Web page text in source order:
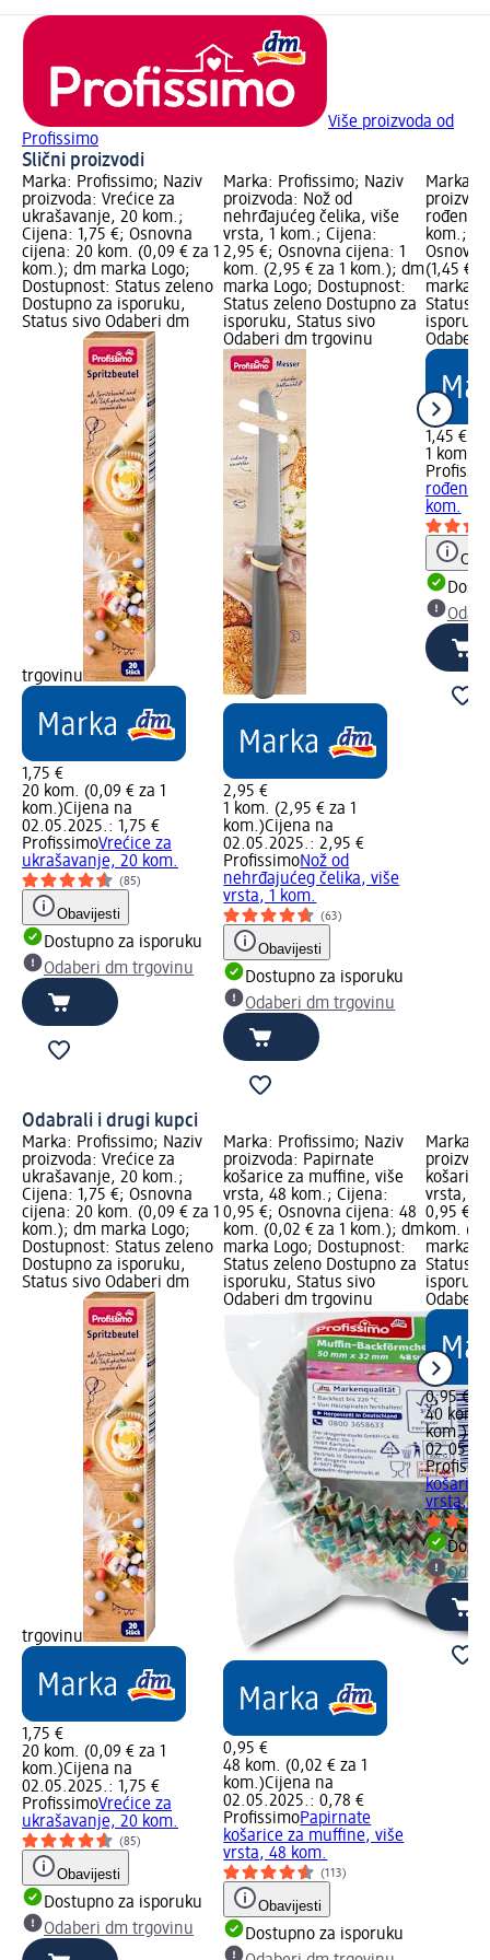
Više proizvoda od
Profissimo
Slični proizvodi
Marka: Profissimo; Naziv
proizvoda: Vrećice za
ukrašavanje, 20 kom.;
Cijena: 1,75 €; Osnovna
cijena: 20 kom. (0,09 € za 1
kom.); dm marka Logo;
Dostupnost: Status zeleno
Dostupno za isporuku,
Status sivo Odaberi dm
trgovinu
1,75 €
20 kom. (0,09 € za 1
kom.)Cijena na
02.05.2025.: 1,75 €
ProfissimoVrećice za
ukrašavanje, 20 kom.
(85)
Obavijesti
Dostupno za isporuku
Odaberi dm trgovinu
Marka: Profissimo; Naziv
proizvoda: Nož od
nehrđajućeg čelika, više
vrsta, 1 kom.; Cijena:
2,95 €; Osnovna cijena: 1
kom. (2,95 € za 1 kom.); dm
marka Logo; Dostupnost:
Status zeleno Dostupno za
isporuku, Status sivo
Odaberi dm trgovinu
2,95 €
1 kom. (2,95 € za 1
kom.)Cijena na
02.05.2025.: 2,95 €
ProfissimoNož od
nehrđajućeg čelika, više
vrsta, 1 kom.
(63)
Obavijesti
Dostupno za isporuku
Odaberi dm trgovinu
Marka:
kom.;
(1,45 €
marka
Status
Odaberi
1,45 €
1 kom.
kom.
Odabrali i drugi kupci
Marka: Profissimo; Naziv
proizvoda: Vrećice za
ukrašavanje, 20 kom.;
Cijena: 1,75 €; Osnovna
cijena: 20 kom. (0,09 € za 1
kom.); dm marka Logo;
Dostupnost: Status zeleno
Dostupno za isporuku,
Status sivo Odaberi dm
trgovinu
1,75 €
20 kom. (0,09 € za 1
kom.)Cijena na
02.05.2025.: 1,75 €
ProfissimoVrećice za
ukrašavanje, 20 kom.
(85)
Obavijesti
Dostupno za isporuku
Odaberi dm trgovinu
Marka: Profissimo; Naziv
proizvoda: Papirnate
košarice za muffine, više
vrsta, 48 kom.; Cijena:
0,95 €; Osnovna cijena: 48
kom. (0,02 € za 1 kom.); dm
marka Logo; Dostupnost:
Status zeleno Dostupno za
isporuku, Status sivo
Odaberi dm trgovinu
0,95 €
48 kom. (0,02 € za 1
kom.)Cijena na
02.05.2025.: 0,78 €
ProfissimoPapirnate
košarice za muffine, više
vrsta, 48 kom.
(113)
Obavijesti
Dostupno za isporuku
Marka:
vrsta,
0,95 €;
kom.
marka
Status
Odaberi
0,95 €
40 kom.
kom.)
vrsta,